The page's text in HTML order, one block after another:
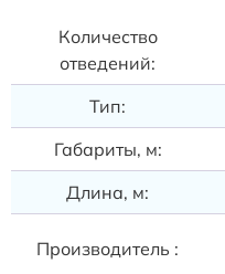
Количество
отведений:
Тип:
Габариты, м:
Длина, м:
Производитель :